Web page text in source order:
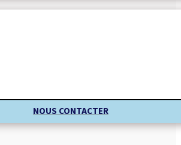
NOUS CONTACTER